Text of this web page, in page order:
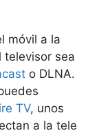
móvil a la
televisor sea
o DLNA.
TV, unos
a la tele